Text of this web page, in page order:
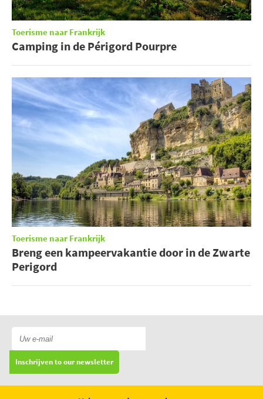
Toerisme naar Frankrijk
Camping in de Périgord Pourpre
Toerisme naar Frankrijk
Breng een kampeervakantie door in de Zwarte
Perigord
Inschrijven to our newsletter